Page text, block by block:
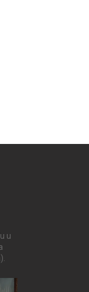
u